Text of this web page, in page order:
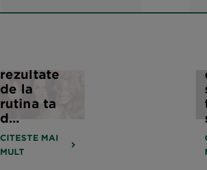
pentru parul
rezultate
de la
rutina ta
d...
CITESTE MAI
MULT